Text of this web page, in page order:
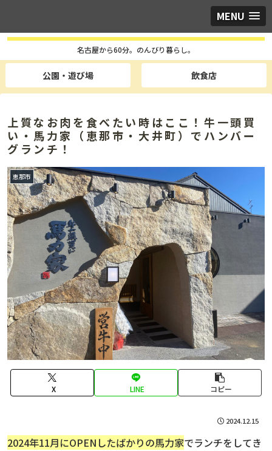
MENU
名古屋から60分。のんびり暮らし。
公園・遊び場 飲食店
上質なお肉を食べたい時はここ！牛一頭買
い・馬力家（恵那市・大井町）でハンバー
グランチ！
恵那市
X LINE コピー
2024.12.15
2024年11月にOPENしたばかりの馬力家でランチをしてき